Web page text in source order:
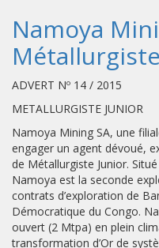
Namoya
ADVERT Nº 14 / 2015
METALLURGISTE JUNIOR
Namoya Mining SA, une
engager un agent dévoué,
de Métallurgiste Junior.
Namoya est la seconde
contrats d’exploration de
Démocratique du Congo.
ouvert (2 Mtpa) en plein
transformation d’Or de